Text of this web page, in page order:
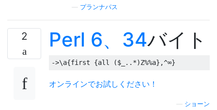
プランナパス
2 Perl 6、34バイト
オンラインでお試しください！
ショーン